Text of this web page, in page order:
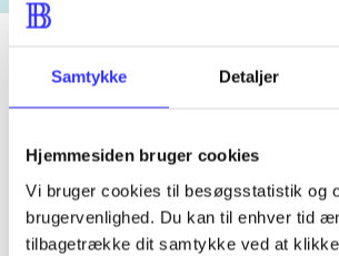
Samtykke Detaljer
Hjemmesiden bruger cookies
Vi bruger cookies til besøgsstatistik og
brugervenlighed. Du kan til enhver tid
tilbagetrække dit samtykke ved at klikke
Artiklen er en del af
lorem ipsum dolor sit amet ...
Tidsskrift